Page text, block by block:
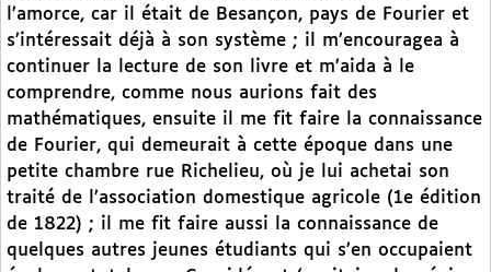
l’amorce, car il était de Besançon, pays de Fourier et
s’intéressait déjà à son système ; il m’encouragea à
continuer la lecture de son livre et m’aida à le
comprendre, comme nous aurions fait des
mathématiques, ensuite il me fit faire la connaissance
de Fourier, qui demeurait à cette époque dans une
petite chambre rue Richelieu, où je lui achetai son
traité de l’association domestique agricole (1e édition
de 1822) ; il me fit faire aussi la connaissance de
quelques autres jeunes étudiants qui s’en occupaient